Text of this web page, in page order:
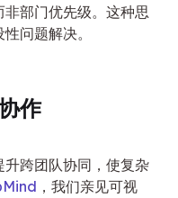
部门优先级。这种思
问题解决。
作
跨团队协同，使复杂
，我们亲见可视